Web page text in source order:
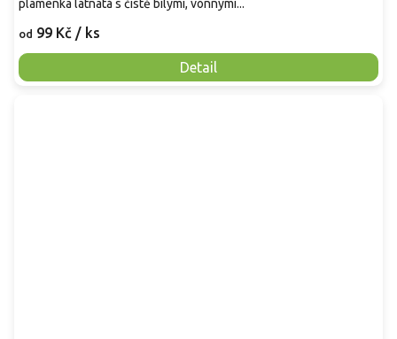
od 99 Kč / ks
Detail
plamenka latnatá s čistě bílými, vonnými...